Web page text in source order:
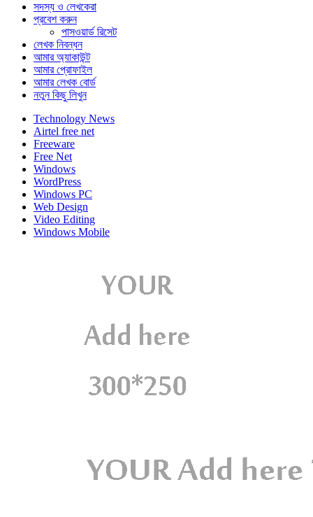
সদস্য ও লেখকেরা
প্রবেশ করুন
পাসওয়ার্ড রিসেট
লেখক নিবন্ধন
আমার অ্যাকাউন্ট
আমার প্রোফাইল
আমার লেখক বোর্ড
নতুন কিছু লিখুন
Technology News
Airtel free net
Freeware
Free Net
Windows
WordPress
Windows PC
Web Design
Video Editing
Windows Mobile